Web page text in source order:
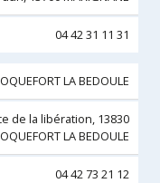
04 42 31 11 31
LA BEDOULE
de la libération, 13830
LA BEDOULE
04 42 73 21 12